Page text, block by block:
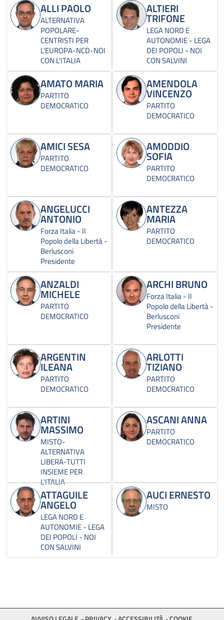
ALLI PAOLO
ALTERNATIVA
POPOLARE-
CENTRISTI PER
L'EUROPA-NCD-NOI
CON L'ITALIA
ALTIERI
TRIFONE
LEGA NORD E
AUTONOMIE - LEGA
DEI POPOLI - NOI
CON SALVINI
AMATO MARIA
PARTITO
DEMOCRATICO
AMENDOLA
VINCENZO
PARTITO
DEMOCRATICO
AMICI SESA
PARTITO
DEMOCRATICO
AMODDIO
SOFIA
PARTITO
DEMOCRATICO
ANGELUCCI
ANTONIO
Forza Italia - Il
Popolo della Libertà -
Berlusconi
Presidente
ANTEZZA
MARIA
PARTITO
DEMOCRATICO
ANZALDI
MICHELE
PARTITO
DEMOCRATICO
ARCHI BRUNO
Forza Italia - Il
Popolo della Libertà -
Berlusconi
Presidente
ARGENTIN
ILEANA
PARTITO
DEMOCRATICO
ARLOTTI
TIZIANO
PARTITO
DEMOCRATICO
ARTINI
MASSIMO
MISTO-
ALTERNATIVA
LIBERA-TUTTI
INSIEME PER
L'ITALIA
ASCANI ANNA
PARTITO
DEMOCRATICO
ATTAGUILE
ANGELO
LEGA NORD E
AUTONOMIE - LEGA
DEI POPOLI - NOI
CON SALVINI
AUCI ERNESTO
MISTO